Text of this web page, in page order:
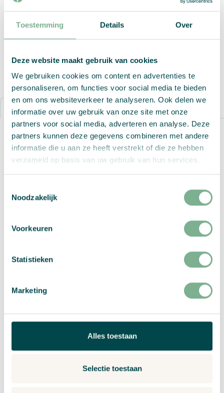
Toestemming Details Over
Deze website maakt gebruik van cookies
We gebruiken cookies om content en advertenties te
personaliseren, om functies voor social media te bieden
en om ons websiteverkeer te analyseren. Ook delen we
informatie over uw gebruik van onze site met onze
partners voor social media, adverteren en analyse. Deze
partners kunnen deze gegevens combineren met andere
informatie die u aan ze heeft verstrekt of die ze hebben
verzameld op basis van uw gebruik van hun services.
Noodzakelijk
Voorkeuren
Statistieken
Marketing
Alles toestaan
Selectie toestaan
Toevoegen aan winkelwagen
Vraag een offerte aan
Details Bestelproces
Waarom groeipapier gebruiken voor gevouwen
kaarten A4 naar A5?
duurzaamheid te combineren met creativiteit en
impact. Groeipapier is een speciaal type gerecycled
groentezaden is verwerkt. Nadat de kaart zijn
grond worden geplant. Met een beetje water en
zonlicht groeit het papier uit tot planten, in plaats
zero-waste communicatiemiddel dat iets
Gevouwen A4 naar A5 kaarten bieden een
praktisch en elegant formaat met vier panelen. Dit
bedrijfspresentaties of informatieve brochures. De